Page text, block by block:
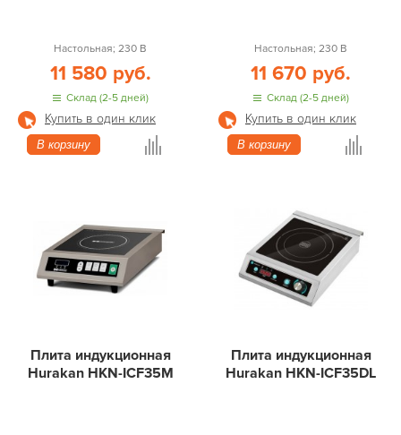
Настольная; 230 В
11 580 руб.
Склад (2-5 дней)
Купить в один клик
В корзину
Настольная; 230 В
11 670 руб.
Склад (2-5 дней)
Купить в один клик
В корзину
Плита индукционная
Hurakan HKN-ICF35M
Плита индукционная
Hurakan HKN-ICF35DL